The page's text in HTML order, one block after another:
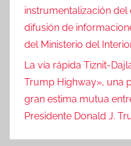
instrumentalización del
difusión de
del Ministerio del
La vía rápida Tiznit-
Trump Highway», una
gran estima mutua
Presidente Donald J.